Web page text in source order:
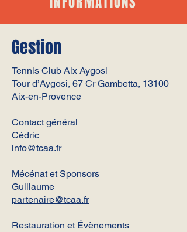
Gestion
Tennis Club Aix Aygosi
Tour d’Aygosi, 67 Cr Gambetta, 13100
Aix-en-Provence
Contact général
Cédric
info@tcaa.fr
Mécénat et Sponsors
Guillaume
partenaire@tcaa.fr
Restauration et Évènements